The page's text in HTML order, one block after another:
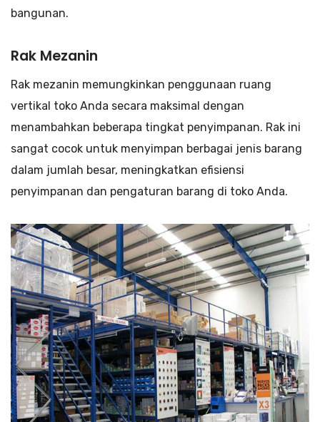
bangunan.
Rak Mezanin
Rak mezanin memungkinkan penggunaan ruang
vertikal toko Anda secara maksimal dengan
menambahkan beberapa tingkat penyimpanan. Rak ini
sangat cocok untuk menyimpan berbagai jenis barang
dalam jumlah besar, meningkatkan efisiensi
penyimpanan dan pengaturan barang di toko Anda.